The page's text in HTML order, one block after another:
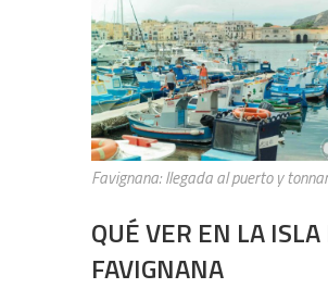
Favignana: llegada al puerto y
QUÉ VER EN LA ISLA
FAVIGNANA